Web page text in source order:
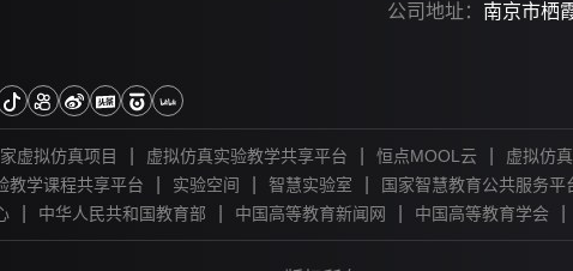
公司地址： 南京市栖
虚拟仿真项目 虚拟仿真实验教学共享平台 恒点MOOL云 虚拟仿
教学课程共享平台 实验空间 智慧实验室 国家智慧教育公共服务平
中华人民共和国教育部 中国高等教育新闻网 中国高等教育学会